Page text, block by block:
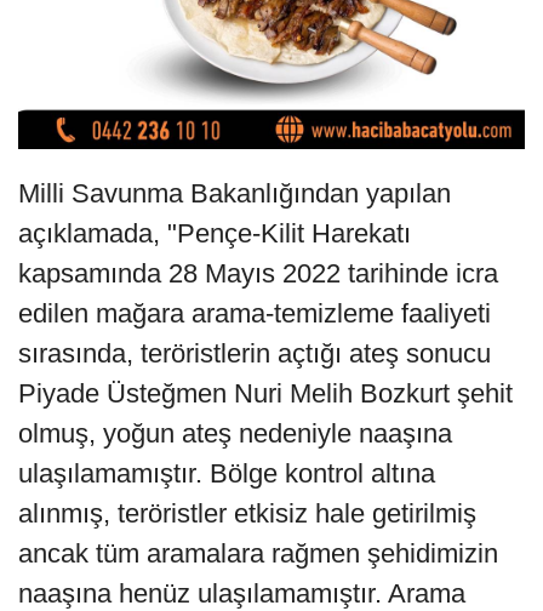
Milli Savunma Bakanlığından yapılan
açıklamada, "Pençe-Kilit Harekatı
kapsamında 28 Mayıs 2022 tarihinde icra
edilen mağara arama-temizleme faaliyeti
sırasında, teröristlerin açtığı ateş sonucu
Piyade Üsteğmen Nuri Melih Bozkurt şehit
olmuş, yoğun ateş nedeniyle naaşına
ulaşılamamıştır. Bölge kontrol altına
alınmış, teröristler etkisiz hale getirilmiş
ancak tüm aramalara rağmen şehidimizin
naaşına henüz ulaşılamamıştır. Arama